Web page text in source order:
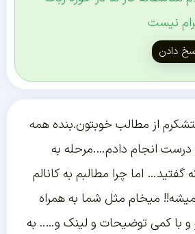
نیست
دادن
از مطالب خوبتون.بنده همه
درست انجام دادم….مرحله به
گفتید… اما چرا مطالبم به کانالم
میخام مثل شما به همراه
با کمی توضیحات و لینک و….. به